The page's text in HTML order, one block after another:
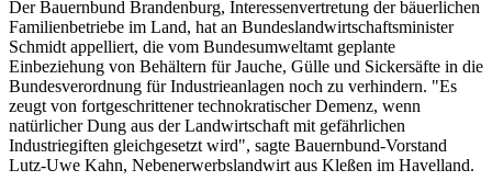
Der Bauernbund Brandenburg, Interessenvertretung der bäuerlichen
Familienbetriebe im Land, hat an Bundeslandwirtschaftsminister
Schmidt appelliert, die vom Bundesumweltamt geplante
Einbeziehung von Behältern für Jauche, Gülle und Sickersäfte in die
Bundesverordnung für Industrieanlagen noch zu verhindern. "Es
zeugt von fortgeschrittener technokratischer Demenz, wenn
natürlicher Dung aus der Landwirtschaft mit gefährlichen
Industriegiften gleichgesetzt wird", sagte Bauernbund-Vorstand
Lutz-Uwe Kahn, Nebenerwerbslandwirt aus Kleßen im Havelland.